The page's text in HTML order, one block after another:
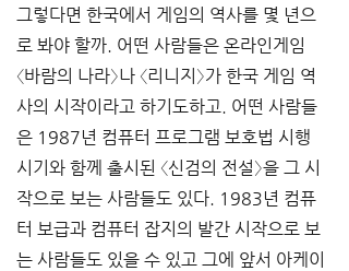
그렇다면 한국에서 게임의 역사를 몇 년으
로 봐야 할까. 어떤 사람들은 온라인게임
〈바람의 나라〉나 〈리니지〉가 한국 게임 역
사의 시작이라고 하기도하고. 어떤 사람들
은 1987년 컴퓨터 프로그램 보호법 시행
시기와 함께 출시된 〈신검의 전설〉을 그 시
작으로 보는 사람들도 있다. 1983년 컴퓨
터 보급과 컴퓨터 잡지의 발간 시작으로 보
는 사람들도 있을 수 있고 그에 앞서 아케이